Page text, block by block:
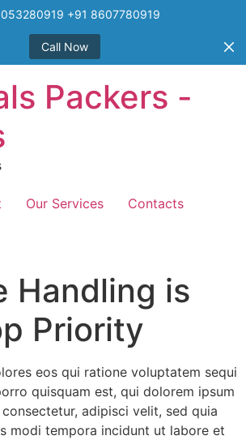
+91 8607780919
Call Now
Packers -
Our Services
Contacts
Handling is
Priority
eos qui ratione voluptatem sequi
quisquam est, qui dolorem ipsum
adipisci velit, sed quia
modi tempora incidunt ut labore et